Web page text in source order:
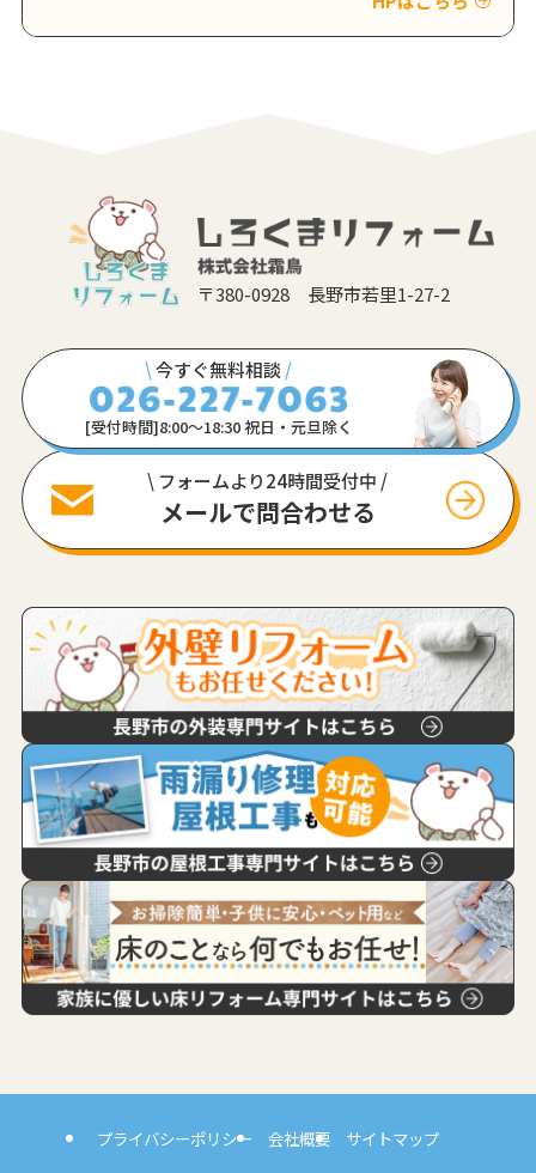
〒380-0928 長野市若里1-27-2
\今すぐ無料相談 /
[受付時間]8:00〜18:30 祝日・元旦除く
\ フォームより24時間受付中 /
メールで問合わせる
プライバシーポリシー 会社概要 サイトマップ